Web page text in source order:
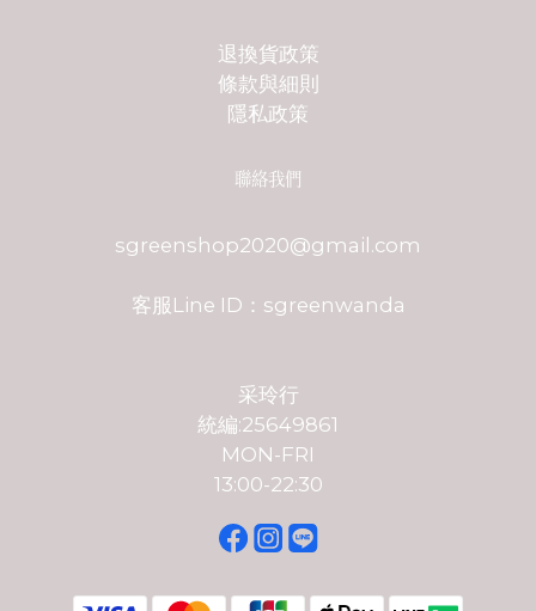
退換貨政策
條款與細則
隱私政策
聯絡我們
sgreenshop2020@gmail.com
客服Line ID：sgreenwanda
采玲行
統編:25649861
MON-FRI
13:00-22:30